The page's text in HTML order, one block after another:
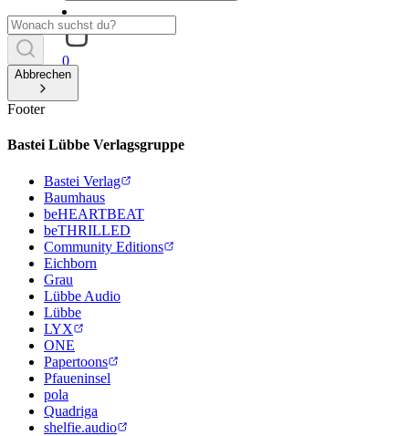
0
Abbrechen
Footer
Bastei Lübbe Verlagsgruppe
Bastei Verlag
Baumhaus
beHEARTBEAT
beTHRILLED
Community Editions
Eichborn
Grau
Lübbe Audio
Lübbe
LYX
ONE
Papertoons
Pfaueninsel
pola
Quadriga
shelfie.audio